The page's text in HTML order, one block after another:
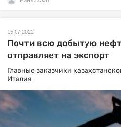
15.07.2022
Почти всю добытую
отправляет на экспорт
Главные заказчики
Италия.